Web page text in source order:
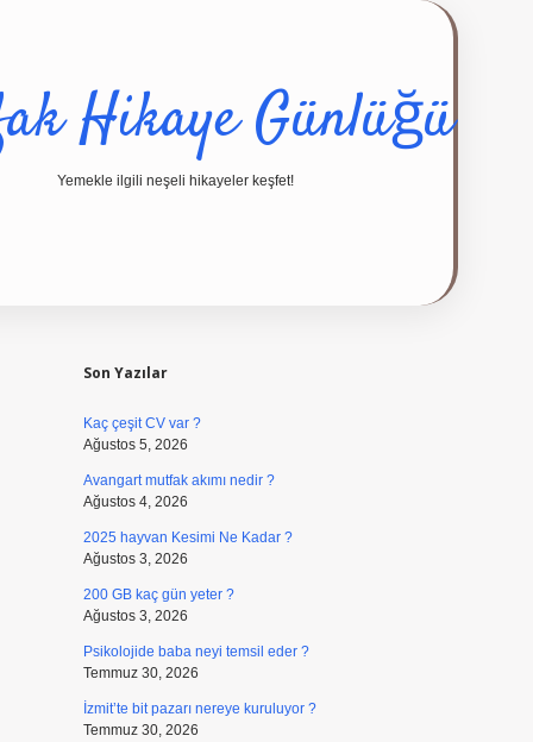
Hikaye Günlüğü
Yemekle ilgili neşeli hikayeler keşfet!
Son Yazılar
Kaç çeşit CV var ?
Ağustos 5, 2026
Avangart mutfak akımı nedir ?
Ağustos 4, 2026
2025 hayvan Kesimi Ne Kadar ?
Ağustos 3, 2026
200 GB kaç gün yeter ?
Ağustos 3, 2026
Psikolojide baba neyi temsil eder ?
Temmuz 30, 2026
İzmit’te bit pazarı nereye kuruluyor ?
Temmuz 30, 2026